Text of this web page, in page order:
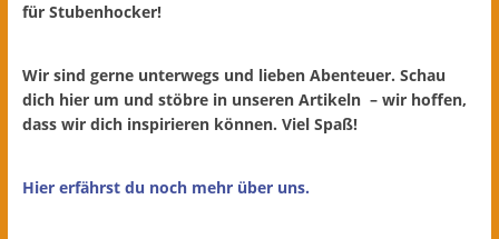
für Stubenhocker!
Wir sind gerne unterwegs und lieben Abenteuer. Schau
dich hier um und stöbre in unseren Artikeln – wir hoffen,
dass wir dich inspirieren können. Viel Spaß!
Hier erfährst du noch mehr über uns.